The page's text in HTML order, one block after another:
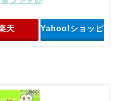
天 Yahoo!ショッピン